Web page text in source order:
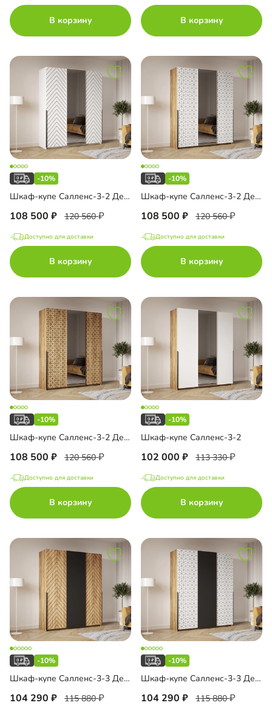
В корзину В корзину
-10%
Шкаф-купе Салленс-3-2 Декор 1
108 500 120 560
Доступно для доставки
В корзину
-10%
Шкаф-купе Салленс-3-2 Декор 2
108 500 120 560
Доступно для доставки
В корзину
-10%
Шкаф-купе Салленс-3-2 Декор 3
108 500 120 560
Доступно для доставки
В корзину
-10%
Шкаф-купе Салленс-3-2
102 000 113 330
Доступно для доставки
В корзину
-10%
Шкаф-купе Салленс-3-3 Декор 1
104 290 115 880
-10%
Шкаф-купе Салленс-3-3 Декор 2
104 290 115 880